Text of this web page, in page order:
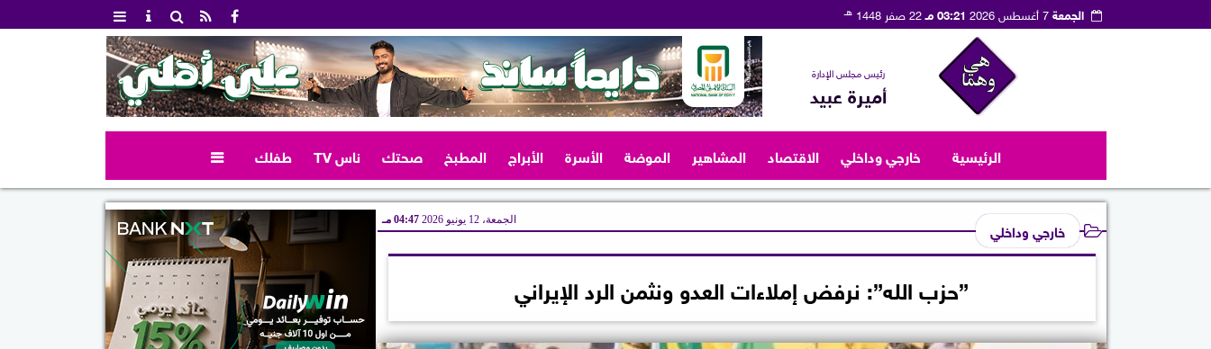
الجمعة7 أغسطس 2026 03:21 مـ 22 صفر 1448 هـ
رئيس مجلس الإدارة
أميرة عبيد
الرئيسية خارجي وداخلي الاقتصاد المشاهير الموضة الأسرة الأبراج المطبخ صحتك ناس TV طفلك 
خارجي وداخلي الجمعة، 12 يونيو 2026 04:47 مـ
”حزب الله”: نرفض إملاءات العدو ونثمن الرد الإيراني